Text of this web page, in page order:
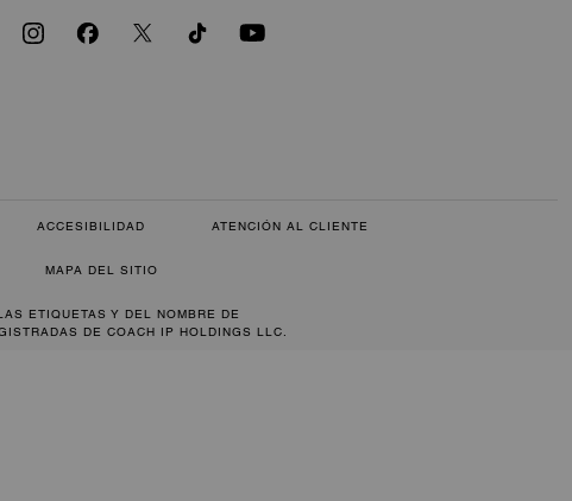
ACCESIBILIDAD ATENCIÓN AL CLIENTE
MAPA DEL SITIO
ETIQUETAS Y DEL NOMBRE DE
DE COACH IP HOLDINGS LLC.